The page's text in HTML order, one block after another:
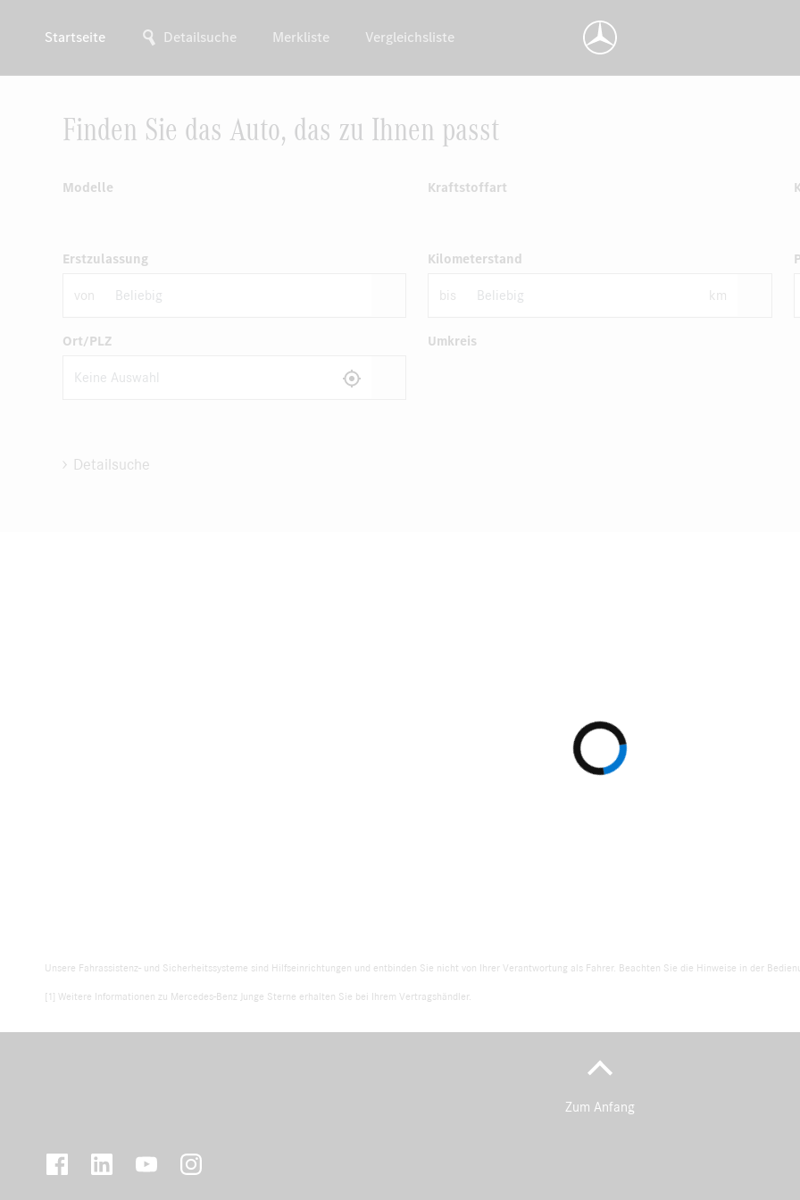
Startseite Detailsuche Merkliste Vergleichsliste
Finden Sie das Auto, das zu Ihnen passt
Modelle Kraftstoffart
Erstzulassung
von
Kilometerstand
bis km
Ort/PLZ Umkreis
Detailsuche
Unsere Fahrassistenz- und Sicherheitssysteme sind Hilfseinrichtungen und entbinden Sie nicht von Ihrer Verantwortung als Fahrer. Beachten Sie die Hinweise in der
[1] Weitere Informationen zu Mercedes-Benz Junge Sterne erhalten Sie bei Ihrem Vertragshändler.
Zum Anfang